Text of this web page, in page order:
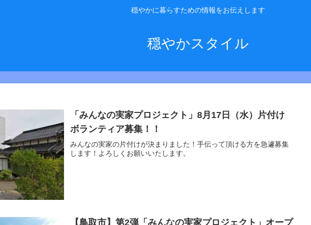
穏やかに暮らすための情報をお伝えします
穏やかスタイル
「みんなの実家プロジェクト」8月17日（水）片付け
ボランティア募集！！
みんなの実家の片付けが決まりました！手伝って頂ける方を急遽募集
します！よろしくお願いいたします。
【鳥取市】第2弾「みんなの実家プロジェクト」オープ